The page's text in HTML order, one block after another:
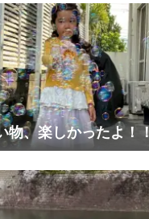
物、楽しかったよ！！